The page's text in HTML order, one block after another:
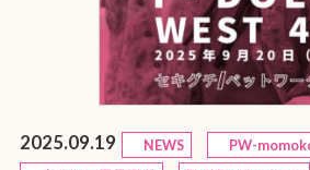
2025.09.19 NEWS PW-